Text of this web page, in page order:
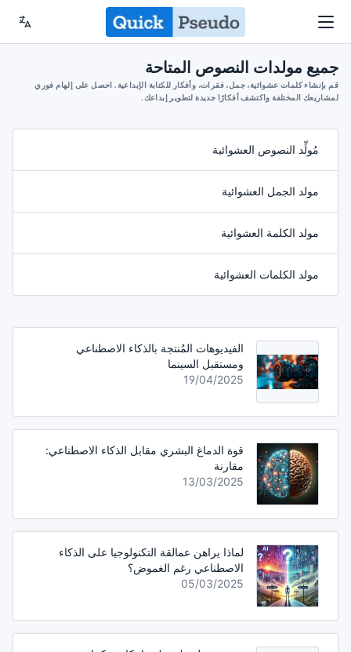
جميع مولدات النصوص المتاحة
قم بإنشاء كلمات عشوائية، جمل، فقرات، وأفكار للكتابة الإبداعية. احصل على إلهام فوري
لمشاريعك المختلفة واكتشف أفكارًا جديدة لتطوير إبداعك.
مُولِّد النصوص العشوائية
مولد الجمل العشوائية
مولد الكلمة العشوائية
مولد الكلمات العشوائية
الفيديوهات المُنتجة بالذكاء الاصطناعي
ومستقبل السينما
19/04/2025
قوة الدماغ البشري مقابل الذكاء الاصطناعي:
مقارنة
13/03/2025
لماذا يراهن عمالقة التكنولوجيا على الذكاء
الاصطناعي رغم الغموض؟
05/03/2025